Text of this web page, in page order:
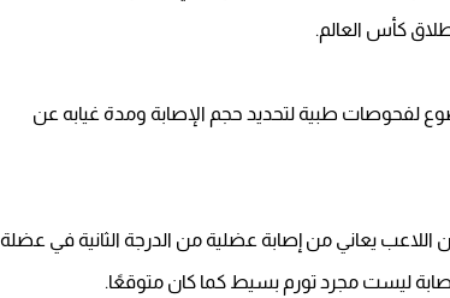
كأس العالم.
لفحوصات طبية لتحديد حجم الإصابة ومدة غيابه عن
يعاني من إصابة عضلية من الدرجة الثانية في عضلة
ليست مجرد تورم بسيط كما كان متوقعًا.